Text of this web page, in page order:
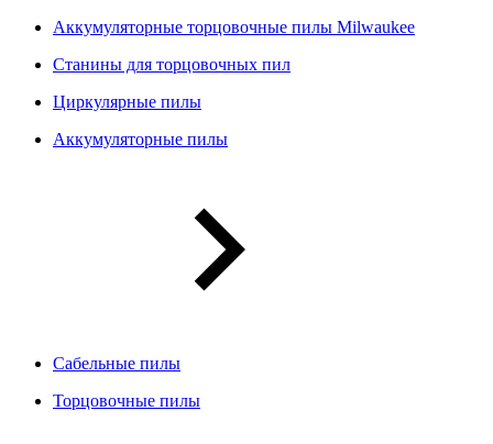
Аккумуляторные торцовочные пилы Milwaukee
Станины для торцовочных пил
Циркулярные пилы
Аккумуляторные пилы
Сабельные пилы
Торцовочные пилы